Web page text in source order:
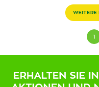
WEITERE
1
ERHALTEN SIE